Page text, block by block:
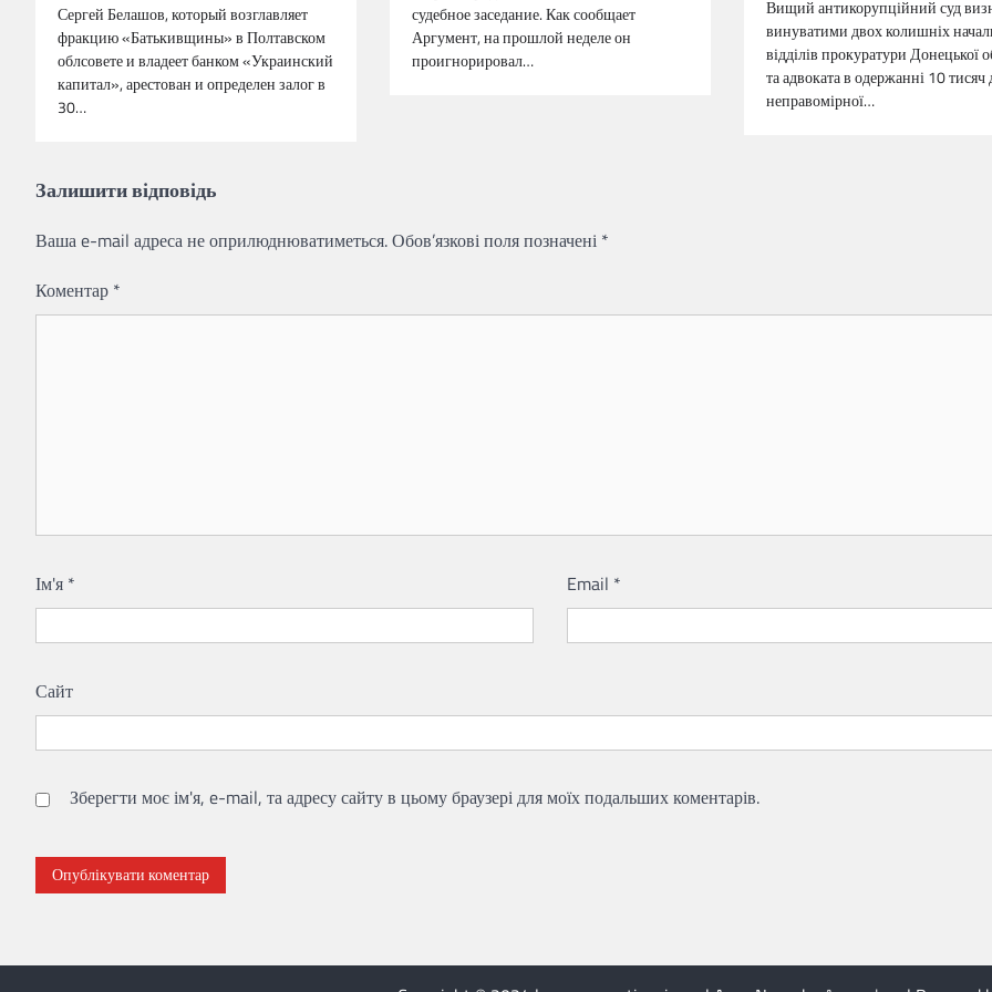
Сергей Белашов, который возглавляет
фракцию «Батькивщины» в Полтавском
облсовете и владеет банком «Украинский
капитал», арестован и определен залог в
30…
судебное заседание. Как сообщает
Аргумент, на прошлой неделе он
проигнорировал…
Вищий антикорупційний суд
винуватими двох колишніх
відділів прокуратури Донецької
та адвоката в одержанні 10 тисяч
неправомірної…
Залишити відповідь
Ваша e-mail адреса не оприлюднюватиметься.Обов’язкові поля позначені *
Коментар *
Ім'я * Email *
Сайт
Зберегти моє ім'я, e-mail, та адресу сайту в цьому браузері для моїх подальших коментарів.